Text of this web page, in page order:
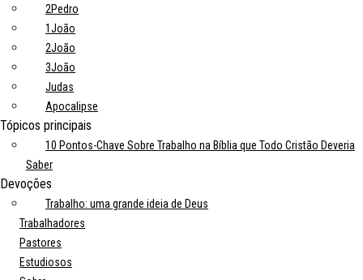
2Pedro
1João
2João
3João
Judas
Apocalipse
Tópicos principais
10 Pontos-Chave Sobre Trabalho na Bíblia que Todo Cristão Deveria
Saber
Devoções
Trabalho: uma grande ideia de Deus
Trabalhadores
Pastores
Estudiosos